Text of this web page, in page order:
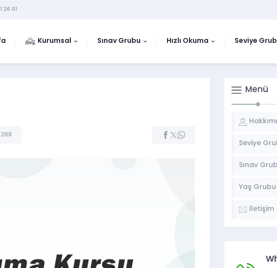
26 01
Kurumsal Sınav Grubu Hızlı Okuma Seviye
268
Menü
Seviye
Sınav
Yaş Grubu
İletişim